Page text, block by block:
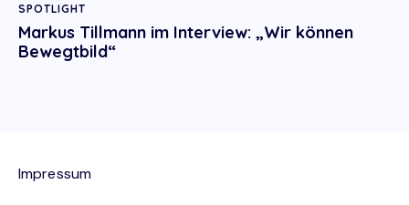
SPOTLIGHT
Markus Tillmann im Interview: „Wir können
Bewegtbild“
Impressum